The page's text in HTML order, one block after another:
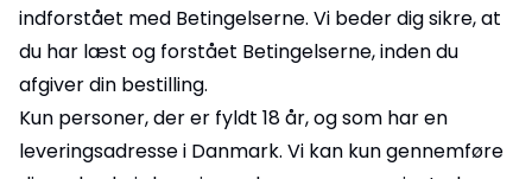
indforstået med Betingelserne. Vi beder dig sikre, at
du har læst og forstået Betingelserne, inden du
afgiver din bestilling.
Kun personer, der er fyldt 18 år, og som har en
leveringsadresse i Danmark. Vi kan kun gennemføre